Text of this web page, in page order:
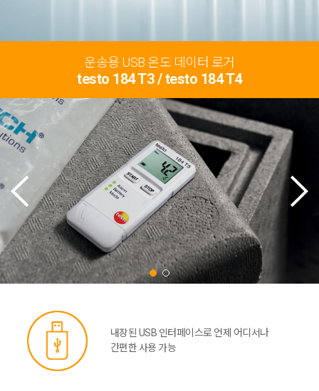
운송용 USB 온도 데이터 로거
testo 184 T3 / testo 184 T4
내장된 USB 인터페이스로 언제 어디서나
간편한 사용 가능